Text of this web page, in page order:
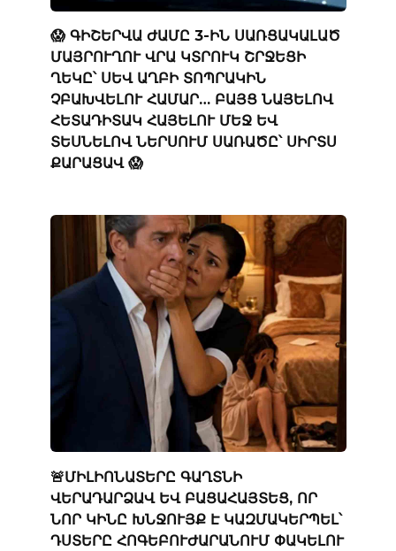
😱 ԳԻՇԵՐՎԱ ԺԱՄԸ 3-ԻՆ ՍԱՌՑԱԿԱԼԱԾ
ՄԱՅՐՈՒՂՈՒ ՎՐԱ ԿՏՐՈՒԿ ՇՐՋԵՑԻ
ՂԵԿԸ՝ ՍԵՎ ԱՂԲԻ ՏՈՊՐԱԿԻՆ
ՉԲԱԽՎԵԼՈՒ ՀԱՄԱՐ… ԲԱՅՑ ՆԱՅԵԼՈՎ
ՀԵՏԱԴԻՏԱԿ ՀԱՅԵԼՈՒ ՄԵՋ ԵՎ
ՏԵՍՆԵԼՈՎ ՆԵՐՍՈՒՄ ՍԱՌԱԾԸ՝ ՍԻՐՏՍ
ՔԱՐԱՑԱՎ 😱
🚨ՄԻԼԻՈՆԱՏԵՐԸ ԳԱՂՏՆԻ
ՎԵՐԱԴԱՐՁԱՎ ԵՎ ԲԱՑԱՀԱՅՏԵՑ, ՈՐ
ՆՈՐ ԿԻՆԸ ԽՆՋՈՒՅՔ Է ԿԱԶՄԱԿԵՐՊԵԼ՝
ԴՍՏԵՐԸ ՀՈԳԵԲՈՒԺԱՐԱՆՈՒՄ ՓԱԿԵԼՈՒ